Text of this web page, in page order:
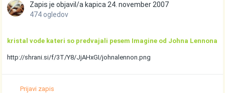
Zapis je objavil/a kapica 24. november 2007
474 ogledov
kristal vode kateri so predvajali pesem Imagine od Johna Lennona
http://shrani.si/f/3T/Y8/JjAHxGI/johnalennon.png
Prijavi zapis